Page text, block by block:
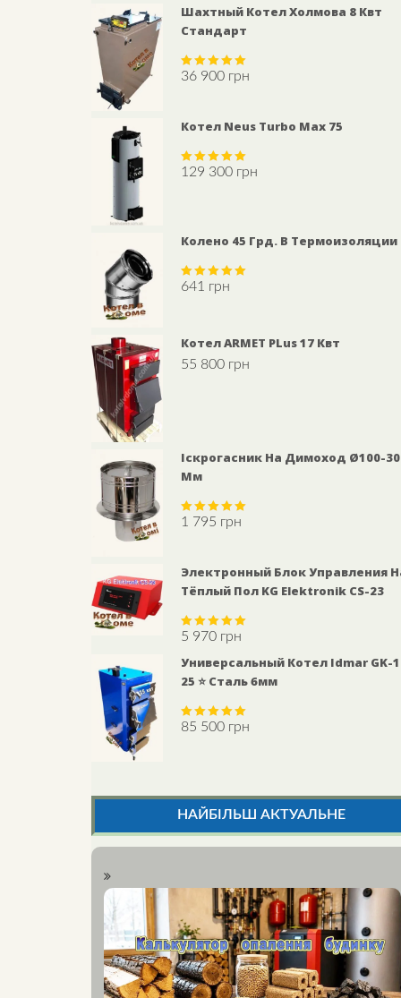
Шахтный Котел Холмова 8 Квт
Стандарт
Rated5.00
36 900 грн
Котел Neus Turbo Max 75
Rated5.00
129 300 грн
Колено 45 Грд. В Термоизоляции
Rated5.00
out of 5
641 грн
Котел ARMET PLus 17 Квт
55 800 грн
Іскрогасник На Димоход Ø100-
Мм
Rated 5.00
1 795 грн
Электронный Блок Управления
Тёплый Пол KG Elektronik СS-23
Rated 5.00
5 970 грн
Универсальный Котел Idmar GK-1
25 ⭐ Сталь 6мм
Rated 5.00
85 500 грн
НАЙБІЛЬШ АКТУАЛЬНЕ